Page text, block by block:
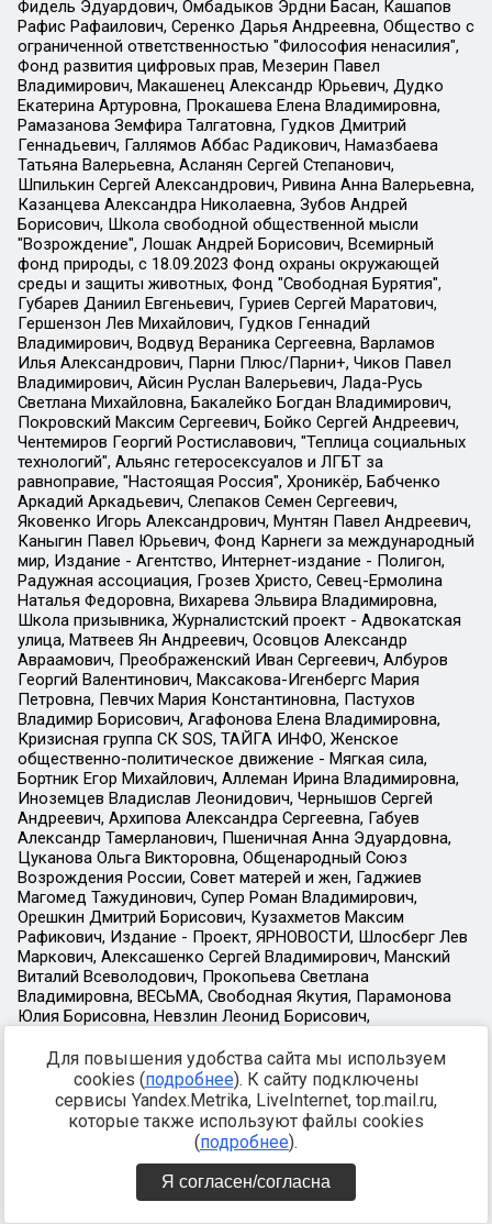
Для повышения удобства сайта мы используем
cookies (подробнее). К сайту подключены
сервисы Yandex.Metrika, LiveInternet, top.mail.ru,
которые также используют файлы cookies
(подробнее).
Я согласен/согласна